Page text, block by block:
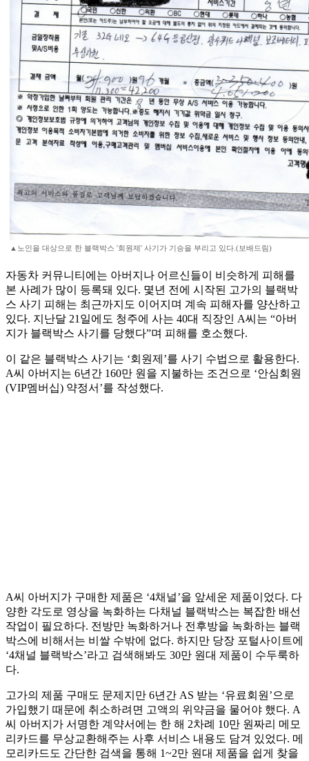
▲노인을 대상으로 한 블랙박스 '회원제' 사기가 기승을 부리고 있다.(보배드림)
자동차 커뮤니티에는 아버지나 어르신들이 비슷하게 피해를
본 사례가 많이 등록돼 있다. 몇년 전에 시작된 고가의 블랙박
스 사기 피해는 최근까지도 이어지며 계속 피해자를 양산하고
있다. 지난달 21일에도 청주에 사는 40대 직장인 A씨는 “아버
지가 블랙박스 사기를 당했다”며 피해를 호소했다.
이 같은 블랙박스 사기는 ‘회원제’를 사기 수법으로 활용한다.
A씨 아버지는 6년간 160만 원을 지불하는 조건으로 ‘안심회원
(VIP멤버십) 약정서’를 작성했다.
A씨 아버지가 구매한 제품은 ‘4채널’을 앞세운 제품이었다. 다
양한 각도로 영상을 녹화하는 다채널 블랙박스는 복잡한 배선
작업이 필요하다. 전방만 녹화하거나 전후방을 녹화하는 블랙
박스에 비해서는 비쌀 수밖에 없다. 하지만 당장 포털사이트에
‘4채널 블랙박스’라고 검색해봐도 30만 원대 제품이 수두룩하
다.
고가의 제품 구매도 문제지만 6년간 AS 받는 ‘유료회원’으로
가입했기 때문에 취소하려면 고액의 위약금을 물어야 했다. A
씨 아버지가 서명한 계약서에는 한 해 2차례 10만 원짜리 메모
리카드를 무상교환해주는 사후 서비스 내용도 담겨 있었다. 메
모리카드도 간단한 검색을 통해 1~2만 원대 제품을 쉽게 찾을